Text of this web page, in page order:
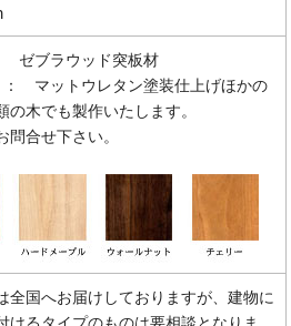
ブラウッド突板材
マットウレタン塗装仕上げほかの
の木でも製作いたします。
問合せ下さい。
全国へお届けしておりますが、建物に